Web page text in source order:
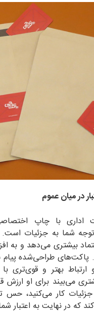
در میان عموم
اداری با چاپ
شما به جزئیات
بیشتری می‌دهد و به
طراحی‌شده پیام
بهتر و قوی‌تری با
می‌بیند برای او ارزش
کار می‌کنید، حس
که در نهایت به اعتبار